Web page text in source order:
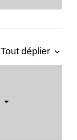
Tout déplier keyboard_arrow_down